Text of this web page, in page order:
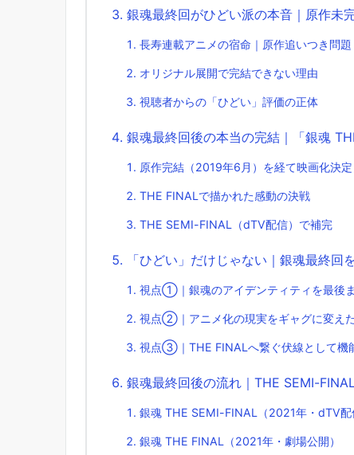
銀魂最終回がひどい派の本音｜原作未
長寿連載アニメの宿命｜原作追いつき問題
オリジナル展開で完結できない理由
視聴者からの「ひどい」評価の正体
銀魂最終回後の本当の完結｜「銀魂
原作完結（2019年6月）を経て映画化決定
THE FINALで描かれた感動の決戦
THE SEMI-FINAL（dTV配信）で補完
「ひどい」だけじゃない｜銀魂最終回
視点①｜銀魂のアイデンティティを最後
視点②｜アニメ化の現実をギャグに変え
視点③｜THE FINALへ繋ぐ伏線として機
銀魂最終回後の流れ｜THE SEMI-
銀魂 THE SEMI-FINAL（2021年・dTV配
銀魂 THE FINAL（2021年・劇場公開）